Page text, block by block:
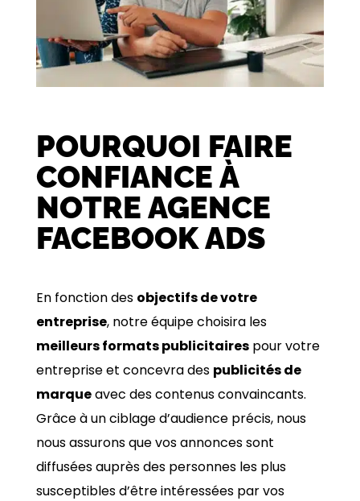
POURQUOI FAIRE
CONFIANCE À
NOTRE AGENCE
FACEBOOK ADS
En fonction des objectifs de votre
entreprise, notre équipe choisira les
meilleurs formats publicitairespour votre
entreprise et concevra des publicités de
marqueavec des contenus convaincants.
Grâce à un ciblage d’audience précis, nous
nous assurons que vos annonces sont
diffusées auprès des personnes les plus
susceptibles d’être intéressées par vos